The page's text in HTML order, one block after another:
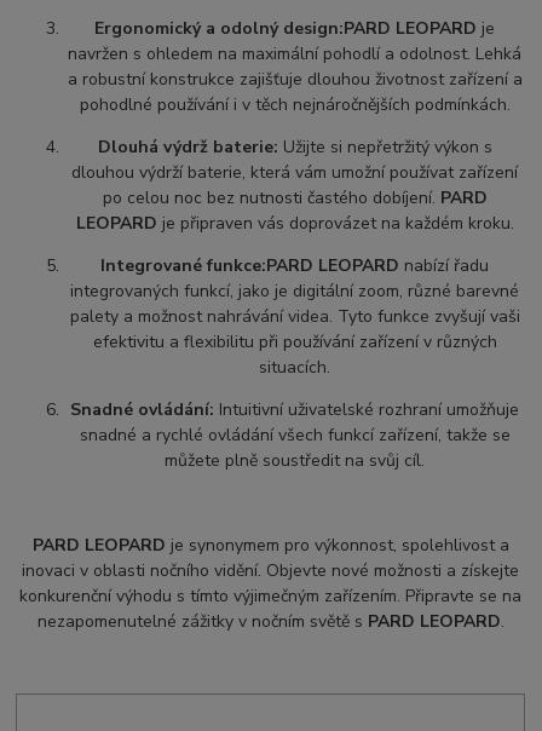
Ergonomický a odolný design:PARD LEOPARD je
navržen s ohledem na maximální pohodlí a odolnost. Lehká
a robustní konstrukce zajišťuje dlouhou životnost zařízení a
pohodlné používání i v těch nejnáročnějších podmínkách.
Dlouhá výdrž baterie: Užijte si nepřetržitý výkon s
dlouhou výdrží baterie, která vám umožní používat zařízení
po celou noc bez nutnosti častého dobíjení. PARD
LEOPARD je připraven vás doprovázet na každém kroku.
Integrované funkce:PARD LEOPARD nabízí řadu
integrovaných funkcí, jako je digitální zoom, různé barevné
palety a možnost nahrávání videa. Tyto funkce zvyšují vaši
efektivitu a flexibilitu při používání zařízení v různých
situacích.
Snadné ovládání: Intuitivní uživatelské rozhraní umožňuje
snadné a rychlé ovládání všech funkcí zařízení, takže se
můžete plně soustředit na svůj cíl.
PARD LEOPARD je synonymem pro výkonnost, spolehlivost a
inovaci v oblasti nočního vidění. Objevte nové možnosti a získejte
konkurenční výhodu s tímto výjimečným zařízením. Připravte se na
nezapomenutelné zážitky v nočním světě s PARD LEOPARD.